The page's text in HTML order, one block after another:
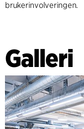
brukerinvolveringen.
eksisterende
inventarbudsjett som
PROSESSLEDELSE
Løpende møter med
Galleri